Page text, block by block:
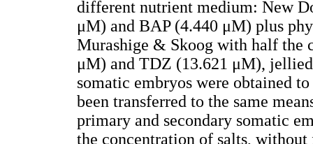
different nutrient medium: New
μM) and BAP (4.440 μM) plus
Murashige & Skoog with half the
μM) and TDZ (13.621 μM),
somatic embryos were obtained
been transferred to the same
primary and secondary somatic
the concentration of salts,